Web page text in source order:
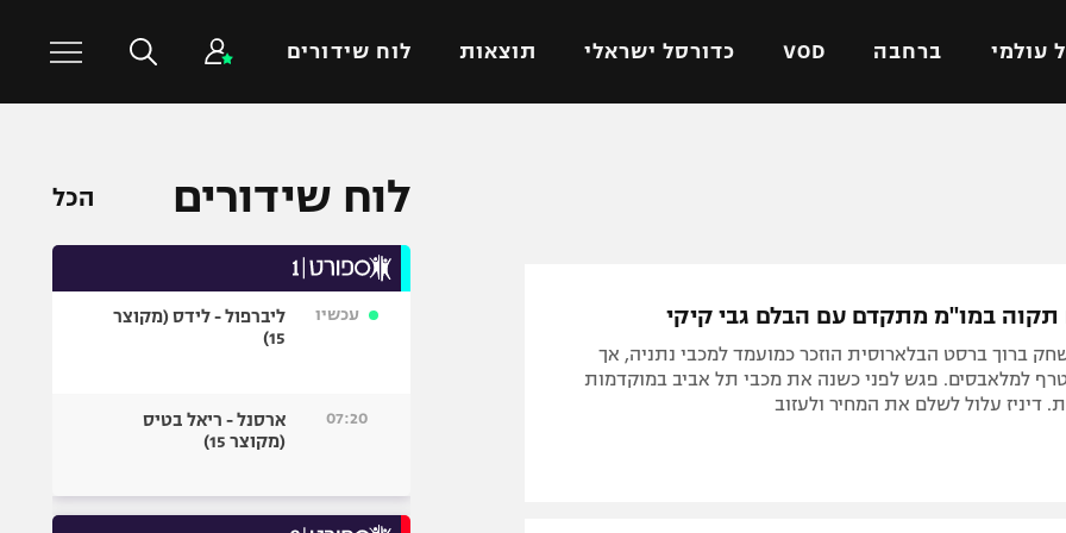
עולמי ברחבה VOD כדורסל ישראלי תוצאות לוח שידורים
ישראל
ליגה גרמנית
ליגה ספרדית
ליגה איטלקית
מכבי תל אביב
הפועל חולון
כדורסל עולמי
כדורעף
שחייה
ספורט אולימפי
היאבקות WWE
תקוה במו"מ מתקדם עם הבלם גבי קיקי
ברוך ברסט הבלארוסית הוזכר כמועמד למכבי נתניה, אך
למלאבסים. פגש לפני כשנה את מכבי תל אביב במוקדמות
דיניז עלול לשלם את המחיר ולעזוב
לוח שידורים הכל
עכשיו
ליברפול - לידס (מקוצר
15)
07:20
ארסנל - ריאל בטיס
(מקוצר 15)